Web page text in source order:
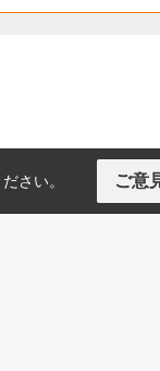
さい。 ご意